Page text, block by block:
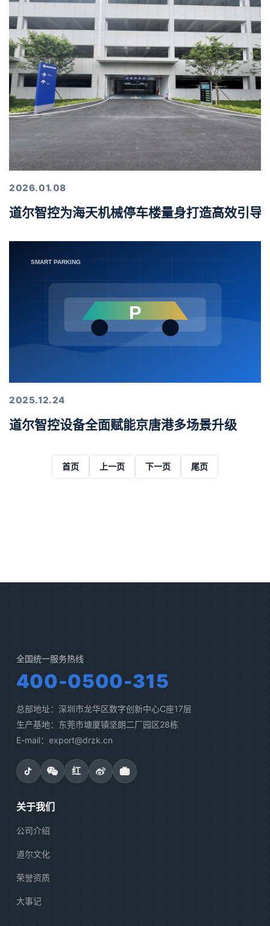
2026.01.08
道尔智控为海天机械停车楼量身打造高效引导
2025.12.24
道尔智控设备全面赋能京唐港多场景升级
首页 上一页 下一页 尾页
全国统一服务热线
400-0500-315
总部地址：深圳市龙华区数字创新中心C座17层
生产基地：东莞市塘厦镇坚朗二厂园区28栋
E-mail：export@drzk.cn
红
关于我们
公司介绍
道尔文化
荣誉资质
大事记